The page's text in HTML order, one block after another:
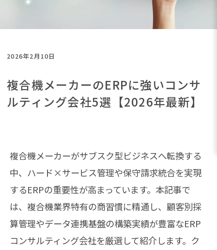
2026年2月10日
複合機メーカーのERPに強いコンサ
ルティング会社5選【2026年最新】
複合機メーカーがサブスク型ビジネスへ転換する
中、ハード×サービス管理や保守請求統合を実現
するERPの重要性が高まっています。本記事で
は、複合機業界特有の商習慣に精通し、顧客別採
算管理やデータ連携基盤の構築実績が豊富なERP
コンサルティング会社を厳選して紹介します。ク